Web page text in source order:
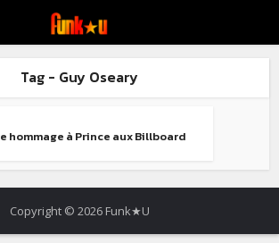
Tag - Guy Oseary
hommage à Prince aux Billboard
Copyright © 2026 Funk★U